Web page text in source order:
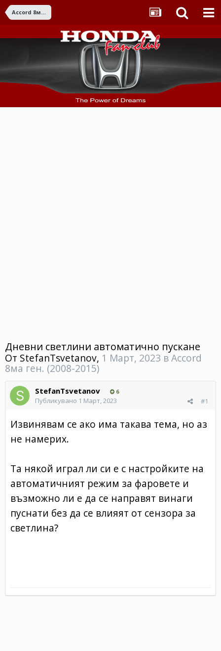
Accord 8ма ген. (2008-2015)
Дневни светлини автоматично пускане
От StefanTsvetanov, 1 Март, 2023 вAccord
8ма ген. (2008-2015)
StefanTsvetanov 6
#1
Публикувано 1 Март, 2023
Извинявам се ако има такава тема, но аз
не намерих.
Та някой играл ли си е с настройките на
автоматичният режим за фаровете и
възможно ли е да се направят винаги
пуснати без да се влияят от сензора за
светлина?